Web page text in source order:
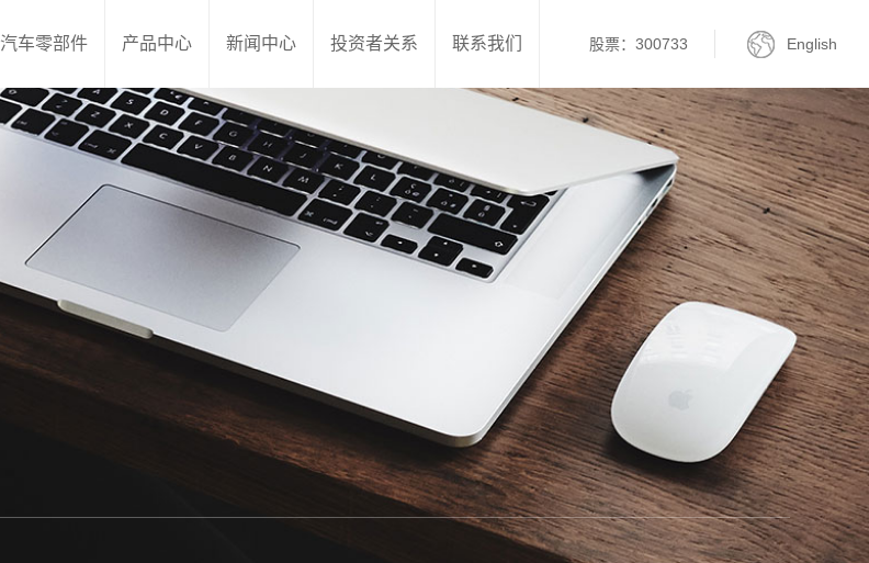
汽车零部件 产品中心 新闻中心 投资者关系 联系我们 股票：300733 English